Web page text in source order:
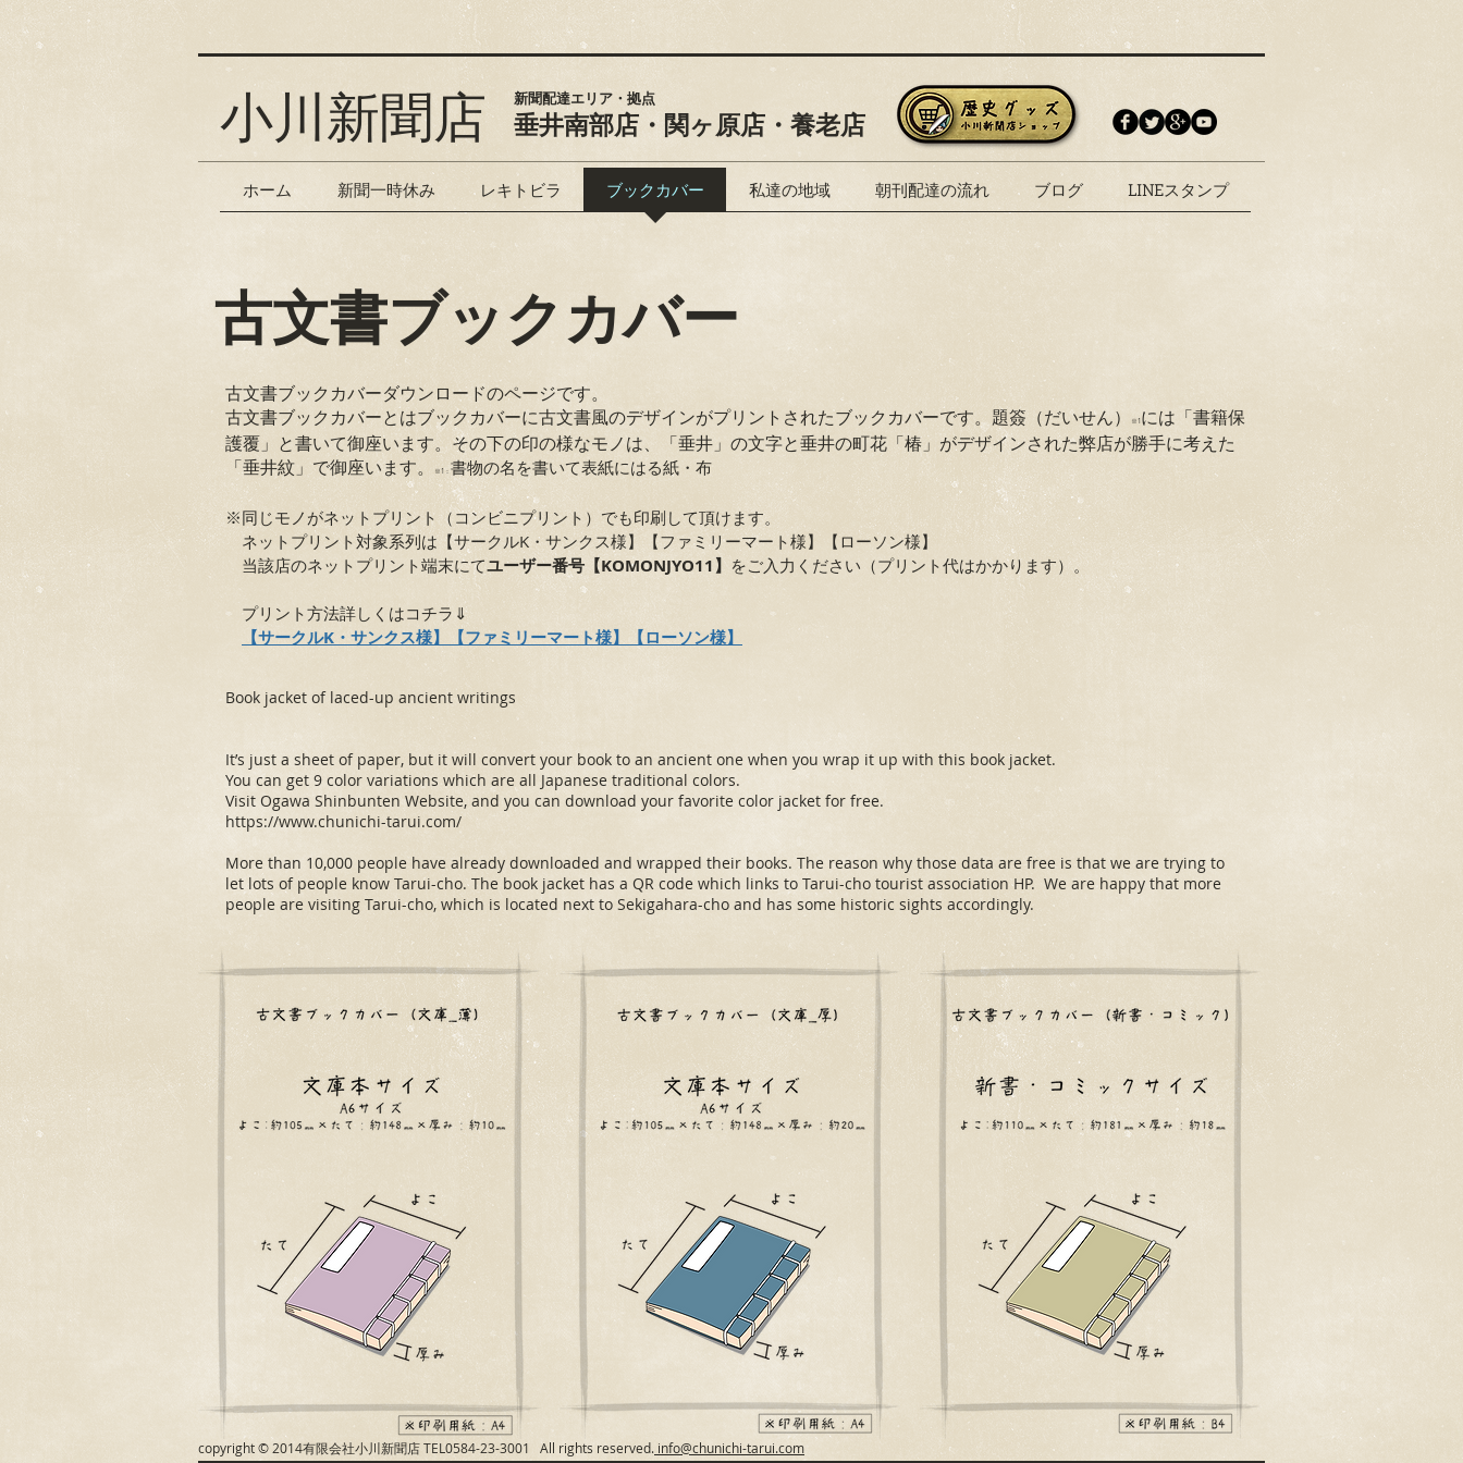
小川新聞店 新聞配達エリア・拠点
垂井南部店・関ヶ原店・養老店
ホーム 新聞一時休み レキトビラ ブックカバー 私達の地域 朝刊配達の流れ ブログ LINEスタンプ
古文書ブックカバー
古文書ブックカバーダウンロードのページです。
​古文書ブックカバーとはブックカバーに古文書風のデザインがプリントされたブックカバーです。題簽（だいせん）
※1 には「書籍保
護覆」と書いて御座います。その下の印の様なモノは、「垂井」の文字と垂井の町花「椿」がデザインされた弊店が勝手に考えた
「垂井紋」で御座います。
※1： 書物の名を書いて表紙にはる紙・布
※同じモノがネットプリント（コンビニプリント）でも印刷して頂けます。
ネットプリント対象系列は【サークルK・サンクス様】【ファミリーマート様】【ローソン様】
当該店のネットプリント端末にてユーザー番号【KOMONJYO11】 をご入力ください（プリント代はかかります）。
プリント方法詳しくはコチラ⇓
【サークルK・サンクス様】 【ファミリーマート様】 【ローソン様】
Book jacket of laced-up ancient writings
It’s just a sheet of paper, but it will convert your book to an ancient one when you wrap it up with this book jacket.
You can get 9 color variations which are all Japanese traditional colors.
Visit Ogawa Shinbunten Website, and you can download your favorite color jacket for free.
https://www.chunichi-tarui.com/
More than 10,000 people have already downloaded and wrapped their books. The reason why those data are free is that we are trying to
let lots of people know Tarui-cho. The book jacket has a QR code which links to Tarui-cho tourist association HP. We are happy that more
people are visiting Tarui-cho, which is located next to Sekigahara-cho and has some historic sights accordingly.
copyright © 2014有限会社小川新聞店 TEL0584-23-3001 All rights reserved. info@chunichi-tarui.com